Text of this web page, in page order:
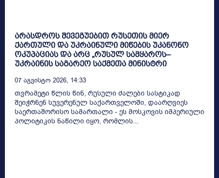
არასდროს შევეგუებით რუსეთის მიერ
ქართული და უკრაინული მიწების უკანონო
ოკუპაციას და არც „რუსულ სამყაროს–
უკრაინის საგარეო საქმეთა მინისტრი
07 Აგვისტო 2026, 14:33
თვრამეტი წლის წინ, რუსული ძალები სასტიკად
შეიჭრნენ სუვერენულ საქართველოში, დაარღვიეს
საერთაშორისო სამართალი - ეს მოსკოვის იმპერიული
პოლიტიკის ნაწილი იყო, რომლის...